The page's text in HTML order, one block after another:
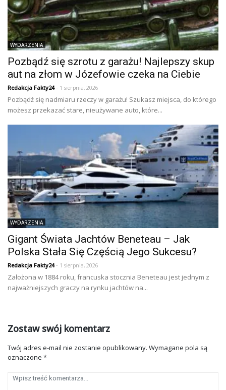
WYDARZENIA
Pozbądź się szrotu z garażu! Najlepszy skup
aut na złom w Józefowie czeka na Ciebie
Redakcja Fakty24- 1 sierpnia, 2026
Pozbądź się nadmiaru rzeczy w garażu! Szukasz miejsca, do którego
możesz przekazać stare, nieużywane auto, które...
WYDARZENIA
Gigant Świata Jachtów Beneteau – Jak
Polska Stała Się Częścią Jego Sukcesu?
Redakcja Fakty24- 1 sierpnia, 2026
Założona w 1884 roku, francuska stocznia Beneteau jest jednym z
najważniejszych graczy na rynku jachtów na...
Zostaw swój komentarz
Twój adres e-mail nie zostanie opublikowany. Wymagane pola są
oznaczone *